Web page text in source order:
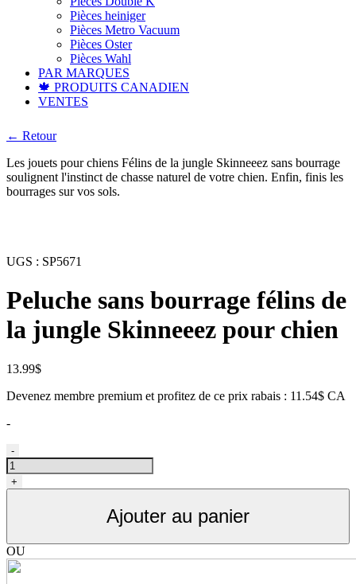
Pièces heiniger
Pièces Metro Vacuum
Pièces Oster
Pièces Wahl
PAR MARQUES
🍁 PRODUITS CANADIEN
VENTES
← Retour
Les jouets pour chiens Félins de la jungle Skinneeez sans bourrage
soulignent l'instinct de chasse naturel de votre chien. Enfin, finis les
bourrages sur vos sols.
UGS : SP5671
Peluche sans bourrage félins de
la jungle Skinneeez pour chien
13.99$
Devenez membre premium et profitez de ce prix rabais : 11.54$ CA
-
quantité
de
Peluche
sans
la
jungle
-
+
Ajouter au panier
OU